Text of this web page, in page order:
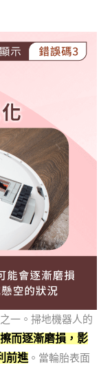
一。掃地機器人的
而逐漸磨損，影
前進 。當輪胎表面